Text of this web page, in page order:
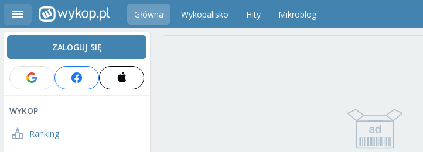
Główna Wykopalisko Hity Mikroblog
ZALOGUJ SIĘ
WYKOP
Ranking